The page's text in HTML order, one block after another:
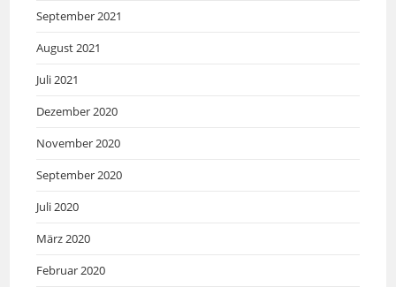
September 2021
August 2021
Juli 2021
Dezember 2020
November 2020
September 2020
Juli 2020
März 2020
Februar 2020